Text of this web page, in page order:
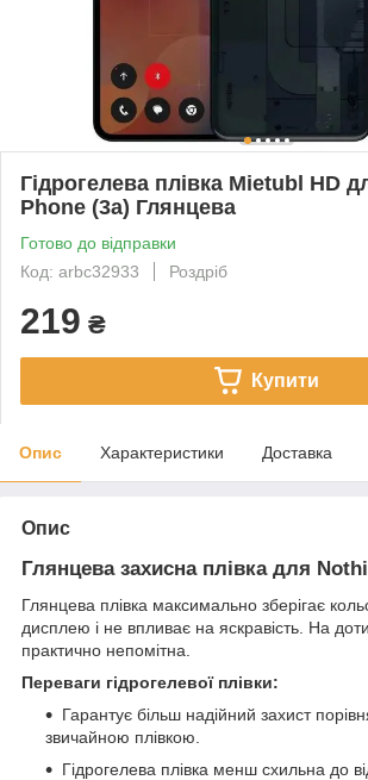
Гідрогелева плівка Mietubl HD
Phone (3a) Глянцева
Готово до відправки
Код: arbc32933
Роздріб
219 ₴
Купити
Опис Характеристики Доставка
Опис
Глянцева захисна плівка для
Глянцева плівка максимально зберігає
дисплею і не впливає на яскравість. На
практично непомітна.
Переваги гідрогелевої плівки:
Гарантує більш надійний захист
звичайною плівкою.
Гідрогелева плівка менш схильна до